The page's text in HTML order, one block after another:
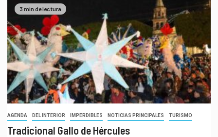
3 min de lectura
AGENDA DEL INTERIOR IMPERDIBLES NOTICIAS PRINCIPALES TURISMO
Tradicional Gallo de Hércules